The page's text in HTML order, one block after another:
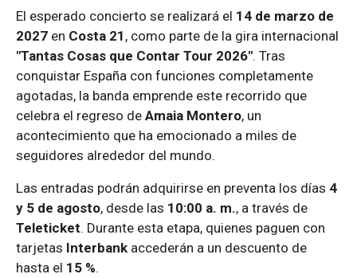
El esperado concierto se realizará el 14 de marzo de
2027 en Costa 21 , como parte de la gira internacional
"Tantas Cosas que Contar Tour 2026". Tras
conquistar España con funciones completamente
agotadas, la banda emprende este recorrido que
celebra el regreso de Amaia Montero, un
acontecimiento que ha emocionado a miles de
seguidores alrededor del mundo.
Las entradas podrán adquirirse en preventa los días 4
y 5 de agosto, desde las 10:00 a. m., a través de
Teleticket. Durante esta etapa, quienes paguen con
tarjetas Interbank accederán a un descuento de
hasta el 15 %.